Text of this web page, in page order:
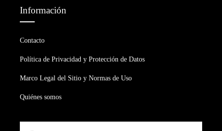
Información
Contacto
Política de Privacidad y Protección de Datos
Marco Legal del Sitio y Normas de Uso
Quiénes somos